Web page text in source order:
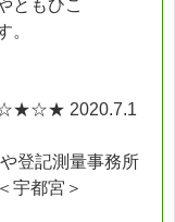
ともひこ
。
2020.7.1
登記測量事務所
宇都宮＞